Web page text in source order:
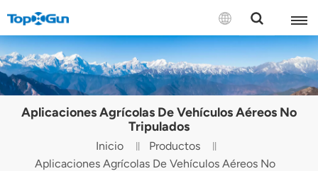
CONTÁCTENOS
English
Español
Русский
Aplicaciones Agrícolas De Vehículos Aéreos No
Tripulados
Inicio
Productos
Aplicaciones Agrícolas De Vehículos Aéreos No